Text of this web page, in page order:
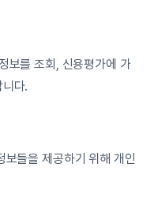
보를 조회, 신용평가에 가
다.
들을 제공하기 위해 개인